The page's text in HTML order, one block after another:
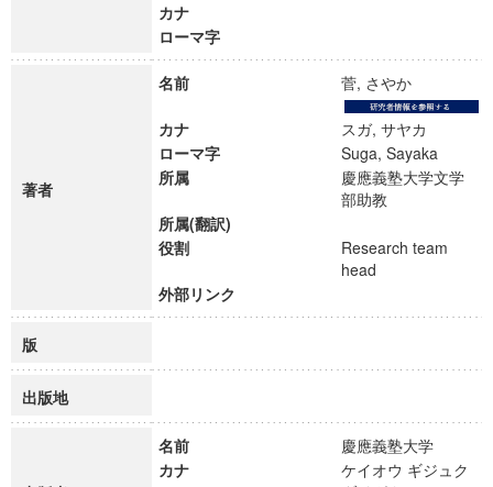
カナ
ローマ字
著者
名前 菅, さやか
カナ
スガ, サヤカ
ローマ字
Suga, Sayaka
所属
慶應義塾大学文学
部助教
所属(翻訳)
役割
Research team
head
外部リンク
版
出版地
名前
慶應義塾大学
カナ
ケイオウ ギジュク